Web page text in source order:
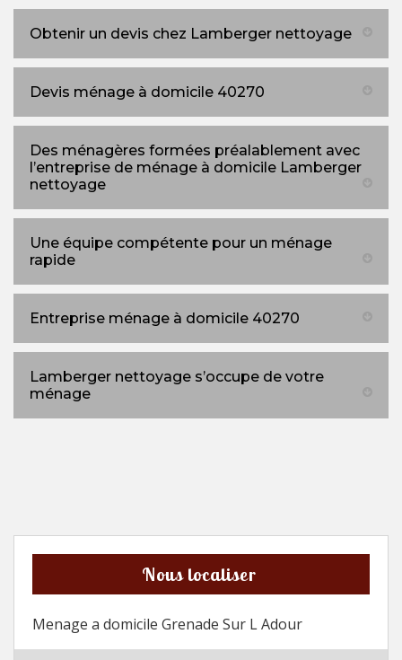
Obtenir un devis chez Lamberger nettoyage
Devis ménage à domicile 40270
Des ménagères formées préalablement avec
l’entreprise de ménage à domicile Lamberger
nettoyage
Une équipe compétente pour un ménage
rapide
Entreprise ménage à domicile 40270
Lamberger nettoyage s’occupe de votre
ménage
Nous localiser
Menage a domicile Grenade Sur L Adour